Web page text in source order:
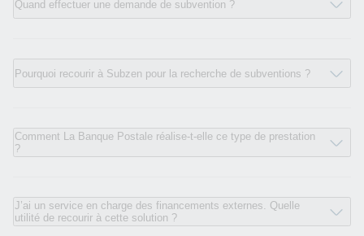
Quand effectuer une demande de subvention ?
Pourquoi recourir à Subzen pour la recherche de subventions ?
Comment La Banque Postale réalise-t-elle ce type de prestation
?
J’ai un service en charge des financements externes. Quelle
utilité de recourir à cette solution ?